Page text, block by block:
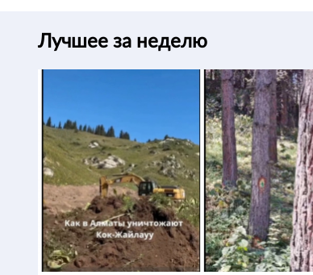
Лучшее за неделю